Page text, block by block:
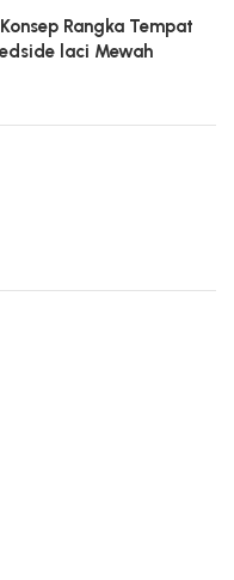
Rangka Tempat
laci Mewah